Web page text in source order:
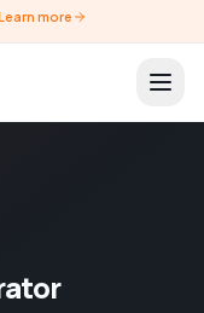
more